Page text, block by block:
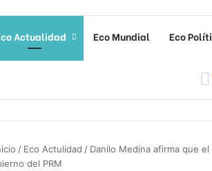
Actualidad Eco Mundial Eco
/ Eco Actulidad / Danilo Medina afirma que
del PRM